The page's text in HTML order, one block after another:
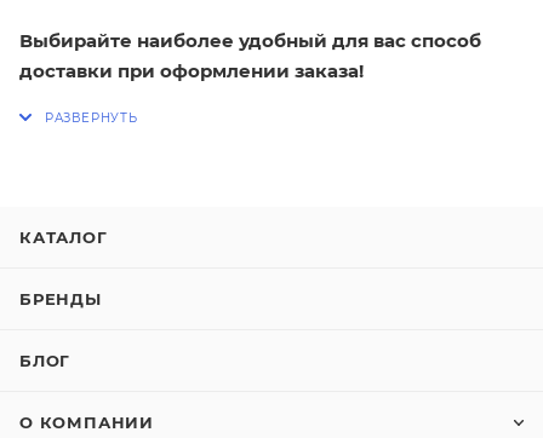
Выбирайте наиболее удобный для вас способ
доставки при оформлении заказа!
КАТАЛОГ
БРЕНДЫ
БЛОГ
О КОМПАНИИ